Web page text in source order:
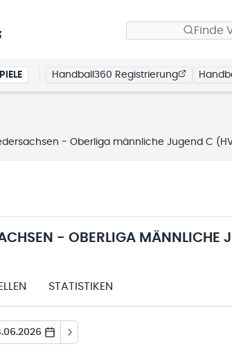
Finde
Handball360 Registrierung
- Oberliga männliche Jugend C
- OBERLIGA MÄNNLICHE
STATISTIKEN